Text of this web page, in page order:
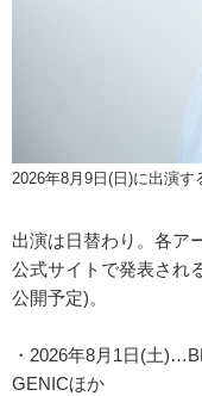
2026年8月9日(日)に出演す
出演は日替わり。各ア
公式サイトで発表され
公開予定)。
・2026年8月1日(土
GENICほか